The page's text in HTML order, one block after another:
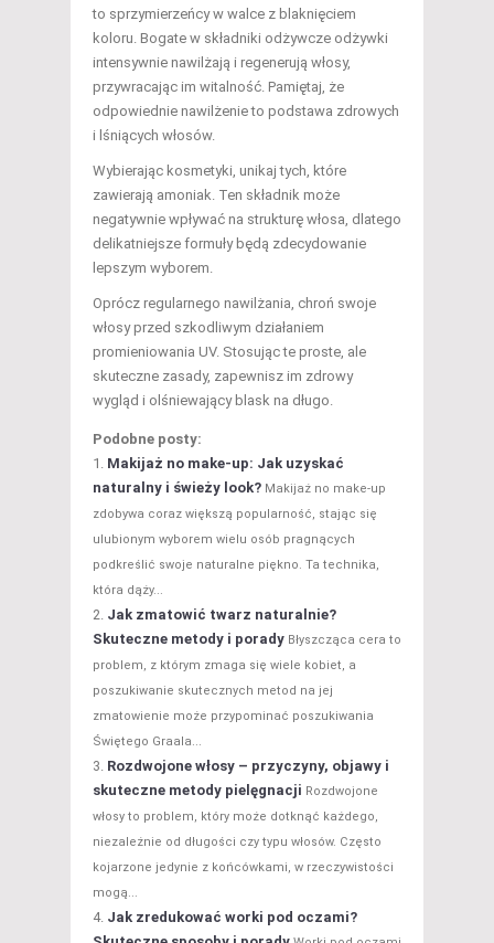
to sprzymierzeńcy w walce z blaknięciem
koloru. Bogate w składniki odżywcze odżywki
intensywnie nawilżają i regenerują włosy,
przywracając im witalność. Pamiętaj, że
odpowiednie nawilżenie to podstawa zdrowych
i lśniących włosów.
Wybierając kosmetyki, unikaj tych, które
zawierają amoniak. Ten składnik może
negatywnie wpływać na strukturę włosa, dlatego
delikatniejsze formuły będą zdecydowanie
lepszym wyborem.
Oprócz regularnego nawilżania, chroń swoje
włosy przed szkodliwym działaniem
promieniowania UV. Stosując te proste, ale
skuteczne zasady, zapewnisz im zdrowy
wygląd i olśniewający blask na długo.
Podobne posty:
Makijaż no make-up: Jak uzyskać
naturalny i świeży look? Makijaż no make-up
zdobywa coraz większą popularność, stając się
ulubionym wyborem wielu osób pragnących
podkreślić swoje naturalne piękno. Ta technika,
która dąży...
Jak zmatowić twarz naturalnie?
Skuteczne metody i porady Błyszcząca cera to
problem, z którym zmaga się wiele kobiet, a
poszukiwanie skutecznych metod na jej
zmatowienie może przypominać poszukiwania
Świętego Graala...
Rozdwojone włosy – przyczyny, objawy i
skuteczne metody pielęgnacji Rozdwojone
włosy to problem, który może dotknąć każdego,
niezależnie od długości czy typu włosów. Często
kojarzone jedynie z końcówkami, w rzeczywistości
mogą...
Jak zredukować worki pod oczami?